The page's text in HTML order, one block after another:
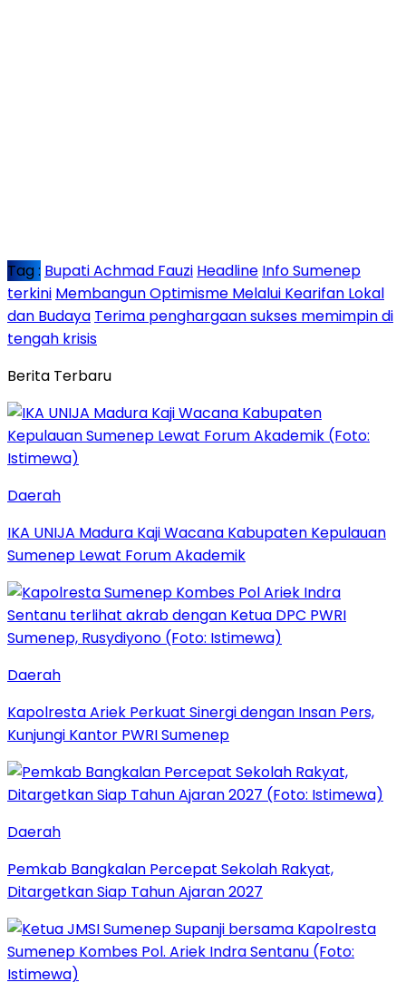
Tag : Bupati Achmad Fauzi Headline Info Sumenep
terkini Membangun Optimisme Melalui Kearifan Lokal
dan Budaya Terima penghargaan sukses memimpin di
tengah krisis
Berita Terbaru
Daerah
IKA UNIJA Madura Kaji Wacana Kabupaten Kepulauan
Sumenep Lewat Forum Akademik
Daerah
Kapolresta Ariek Perkuat Sinergi dengan Insan Pers,
Kunjungi Kantor PWRI Sumenep
Daerah
Pemkab Bangkalan Percepat Sekolah Rakyat,
Ditargetkan Siap Tahun Ajaran 2027